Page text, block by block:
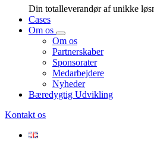
Din totalleverandør af unikke
Cases
Om os
Om os
Partnerskaber
Sponsorater
Medarbejdere
Nyheder
Bæredygtig Udvikling
Kontakt os